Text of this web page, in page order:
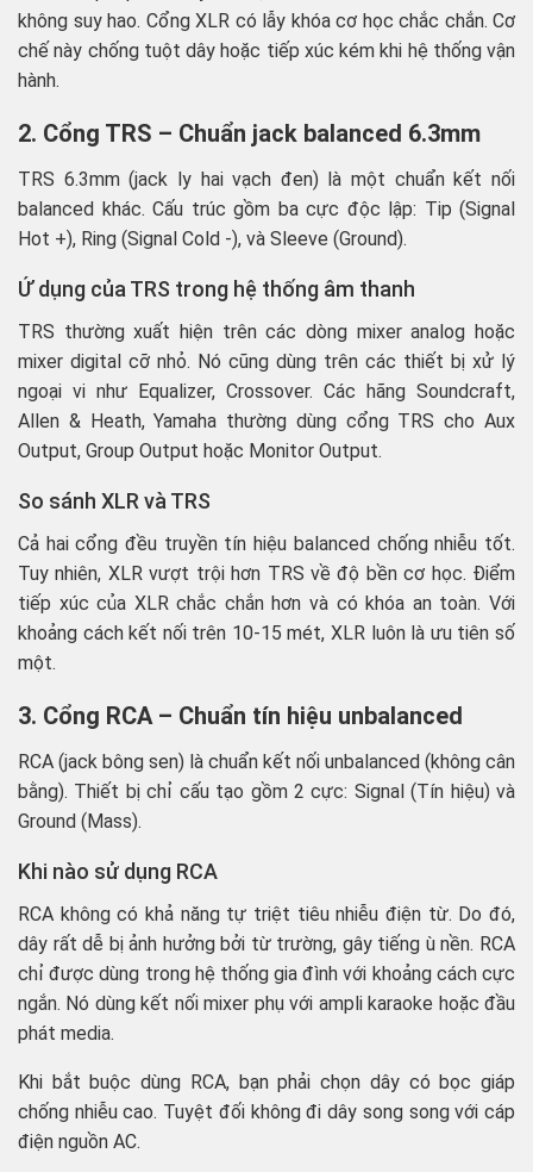
không suy hao. Cổng XLR có lẫy khóa cơ học chắc chắn. Cơ
chế này chống tuột dây hoặc tiếp xúc kém khi hệ thống vận
hành.
2. Cổng TRS – Chuẩn jack balanced 6.3mm
TRS 6.3mm (jack ly hai vạch đen) là một chuẩn kết nối
balanced khác. Cấu trúc gồm ba cực độc lập: Tip (Signal
Hot +), Ring (Signal Cold -), và Sleeve (Ground).
Ứ dụng của TRS trong hệ thống âm thanh
TRS thường xuất hiện trên các dòng mixer analog hoặc
mixer digital cỡ nhỏ. Nó cũng dùng trên các thiết bị xử lý
ngoại vi như Equalizer, Crossover. Các hãng Soundcraft,
Allen & Heath, Yamaha thường dùng cổng TRS cho Aux
Output, Group Output hoặc Monitor Output.
So sánh XLR và TRS
Cả hai cổng đều truyền tín hiệu balanced chống nhiễu tốt.
Tuy nhiên, XLR vượt trội hơn TRS về độ bền cơ học. Điểm
tiếp xúc của XLR chắc chắn hơn và có khóa an toàn. Với
khoảng cách kết nối trên 10-15 mét, XLR luôn là ưu tiên số
một.
3. Cổng RCA – Chuẩn tín hiệu unbalanced
RCA (jack bông sen) là chuẩn kết nối unbalanced (không cân
bằng). Thiết bị chỉ cấu tạo gồm 2 cực: Signal (Tín hiệu) và
Ground (Mass).
Khi nào sử dụng RCA
RCA không có khả năng tự triệt tiêu nhiễu điện từ. Do đó,
dây rất dễ bị ảnh hưởng bởi từ trường, gây tiếng ù nền. RCA
chỉ được dùng trong hệ thống gia đình với khoảng cách cực
ngắn. Nó dùng kết nối mixer phụ với ampli karaoke hoặc đầu
phát media.
Khi bắt buộc dùng RCA, bạn phải chọn dây có bọc giáp
chống nhiễu cao. Tuyệt đối không đi dây song song với cáp
điện nguồn AC.